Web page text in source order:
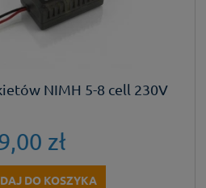
NIMH 5-8 cell 230V
zł
DO KOSZYKA